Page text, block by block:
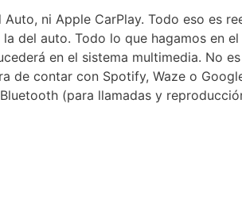
ni Apple CarPlay. Todo eso es
del auto. Todo lo que hagamos en
en el sistema multimedia. No
de contar con Spotify, Waze o
(para llamadas y